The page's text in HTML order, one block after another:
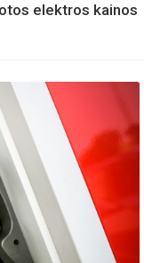
elektros kainos